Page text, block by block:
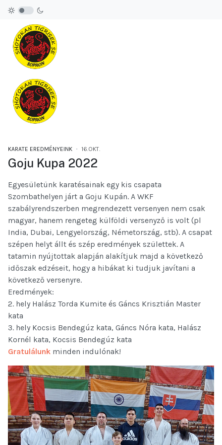
KARATE EREDMÉNYEINK 16.OKT.
Goju Kupa 2022
Egyesületünk karatésainak egy kis csapata
Szombathelyen járt a Goju Kupán. A WKF
szabályrendszerben megrendezett versenyen nem csak
magyar, hanem rengeteg külföldi versenyző is volt (pl
India, Dubai, Lengyelország, Németország, stb). A csapat
szépen helyt állt és szép eredmények születtek. A
tatamin nyújtottak alapján alakítjuk majd a következő
időszak edzéseit, hogy a hibákat ki tudjuk javítani a
következő versenyre.
Eredmények:
2. hely Halász Torda Kumite és Gáncs Krisztián Master
kata
3. hely Kocsis Bendegúz kata, Gáncs Nóra kata, Halász
Kornél kata, Kocsis Bendegúz kata
Gratulálunk minden indulónak!